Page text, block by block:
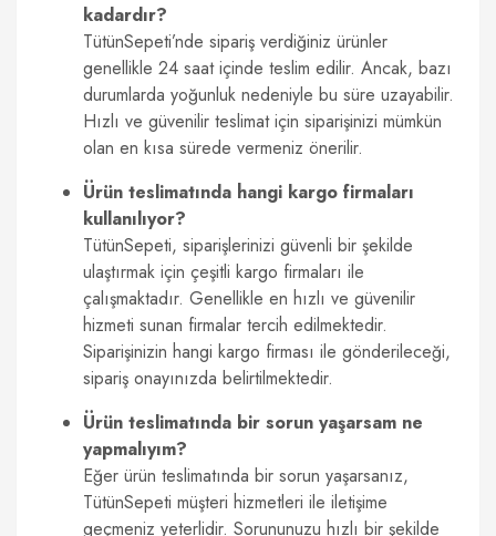
kadardır?
TütünSepeti’nde sipariş verdiğiniz ürünler
genellikle 24 saat içinde teslim edilir. Ancak, bazı
durumlarda yoğunluk nedeniyle bu süre uzayabilir.
Hızlı ve güvenilir teslimat için siparişinizi mümkün
olan en kısa sürede vermeniz önerilir.
Ürün teslimatında hangi kargo firmaları
kullanılıyor?
TütünSepeti, siparişlerinizi güvenli bir şekilde
ulaştırmak için çeşitli kargo firmaları ile
çalışmaktadır. Genellikle en hızlı ve güvenilir
hizmeti sunan firmalar tercih edilmektedir.
Siparişinizin hangi kargo firması ile gönderileceği,
sipariş onayınızda belirtilmektedir.
Ürün teslimatında bir sorun yaşarsam ne
yapmalıyım?
Eğer ürün teslimatında bir sorun yaşarsanız,
TütünSepeti müşteri hizmetleri ile iletişime
geçmeniz yeterlidir. Sorununuzu hızlı bir şekilde